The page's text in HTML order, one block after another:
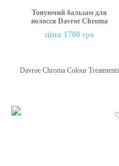
Тонуючий бальзам для
волосся Davroe Chroma
Colour Treatments Sunset
Copper, 200 мл
ціна 1700 грн